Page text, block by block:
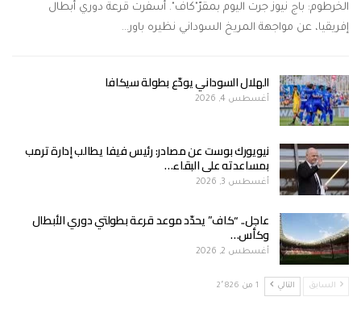
الخرطوم: باج نيوز جرت اليوم بمقرّ"كاف". أسفرت قرعة دوري أبطال
إفريقيا، عن مواجهة المريخ السوداني نظيره باور…
الهلال السوداني يودّع بطولة سيكافا
أغسطس 4, 2026
نيويورك بوست عن مصادر: رئيس فيفا يطالب إدارة ترمب
بمساعدته على البقاء…
أغسطس 3, 2026
عاجل.. “كاف” يحدّد موعد قرعة بطولتي دوري الأبطال
وكأس…
أغسطس 2, 2026
السابق التالي 1 من 2٬826